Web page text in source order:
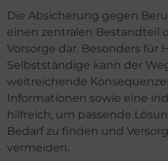
Die Absicherung gegen
einen zentralen Bestandteil
Vorsorge dar. Besonders für
Selbstständige kann der
weitreichende
Informationen sowie eine
hilfreich, um passende
Bedarf zu finden und
vermeiden.